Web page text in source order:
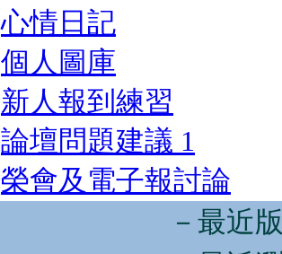
心情日記
個人圖庫
新人報到練習
論壇問題建議 1
榮會及電子報討論
－最近